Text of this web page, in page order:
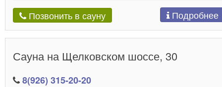
Позвонить в сауну Подробнее
Сауна на Щелковском шоссе, 30
8(926) 315-20-20